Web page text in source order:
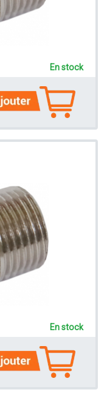
En stock
En stock